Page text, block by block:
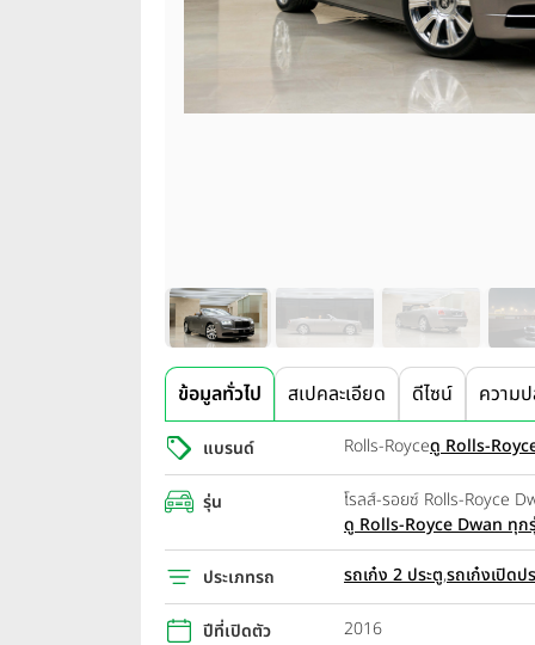
ข้อมูลทั่วไป สเปคละเอียด ดีไซน์ ความ
แบรนด์ Rolls-Royceดู Rolls-
รุ่น
โรลส์-รอยซ์ Rolls-Royce
ดู Rolls-Royce Dwan ทุก
ประเภทรถ รถเก๋ง 2 ประตู,รถเก๋งเปิดป
ปีที่เปิดตัว 2016